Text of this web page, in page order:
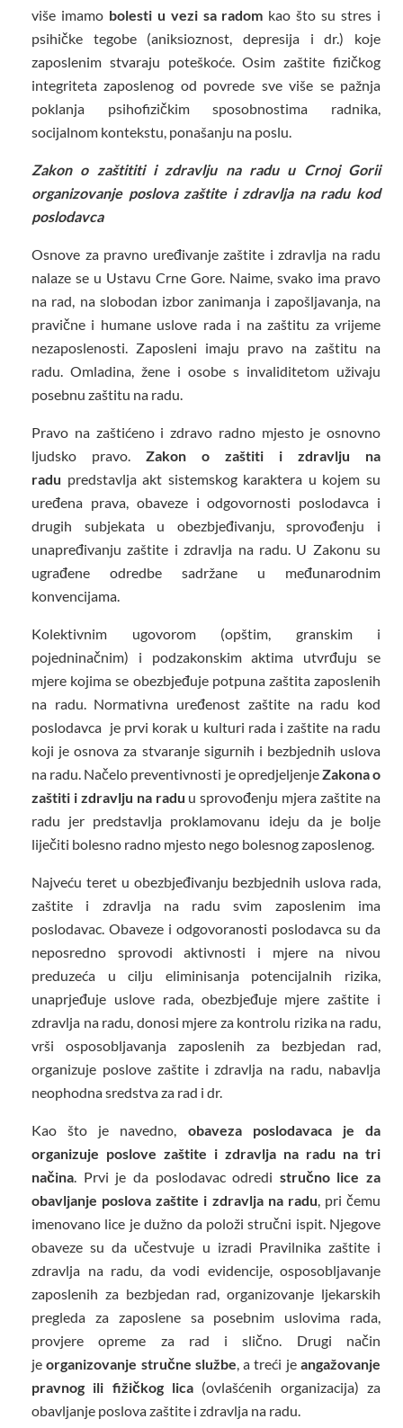
više imamo bolesti u vezi sa radom kao što su stres i
psihičke tegobe (aniksioznost, depresija i dr.) koje
zaposlenim stvaraju poteškoće. Osim zaštite fizičkog
integriteta zaposlenog od povrede sve više se pažnja
poklanja psihofizičkim sposobnostima radnika,
socijalnom kontekstu, ponašanju na poslu.
Zakon o zaštititi i zdravlju na radu u Crnoj Gorii
organizovanje poslova zaštite i zdravlja na radu kod
poslodavca
Osnove za pravno uređivanje zaštite i zdravlja na radu
nalaze se u Ustavu Crne Gore. Naime, svako ima pravo
na rad, na slobodan izbor zanimanja i zapošljavanja, na
pravične i humane uslove rada i na zaštitu za vrijeme
nezaposlenosti. Zaposleni imaju pravo na zaštitu na
radu. Omladina, žene i osobe s invaliditetom uživaju
posebnu zaštitu na radu.
Pravo na zaštićeno i zdravo radno mjesto je osnovno
ljudsko pravo. Zakon o zaštiti i zdravlju na
radu predstavlja akt sistemskog karaktera u kojem su
uređena prava, obaveze i odgovornosti poslodavca i
drugih subjekata u obezbjeđivanju, sprovođenju i
unapređivanju zaštite i zdravlja na radu. U Zakonu su
ugrađene odredbe sadržane u međunarodnim
konvencijama.
Kolektivnim ugovorom (opštim, granskim i
pojedninačnim) i podzakonskim aktima utvrđuju se
mjere kojima se obezbjeđuje potpuna zaštita zaposlenih
na radu. Normativna uređenost zaštite na radu kod
poslodavca je prvi korak u kulturi rada i zaštite na radu
koji je osnova za stvaranje sigurnih i bezbjednih uslova
na radu. Načelo preventivnosti je opredjeljenjeZakona o
zaštiti i zdravlju na radu u sprovođenju mjera zaštite na
radu jer predstavlja proklamovanu ideju da je bolje
liječiti bolesno radno mjesto nego bolesnog zaposlenog.
Najveću teret u obezbjeđivanju bezbjednih uslova rada,
zaštite i zdravlja na radu svim zaposlenim ima
poslodavac. Obaveze i odgovoranosti poslodavca su da
neposredno sprovodi aktivnosti i mjere na nivou
preduzeća u cilju eliminisanja potencijalnih rizika,
unaprjeđuje uslove rada, obezbjeđuje mjere zaštite i
zdravlja na radu, donosi mjere za kontrolu rizika na radu,
vrši osposobljavanja zaposlenih za bezbjedan rad,
organizuje poslove zaštite i zdravlja na radu, nabavlja
neophodna sredstva za rad i dr.
Kao što je navedno, obaveza poslodavaca je da
organizuje poslove zaštite i zdravlja na radu na tri
načina. Prvi je da poslodavac odredi stručno lice za
obavljanje poslova zaštite i zdravlja na radu, pri čemu
imenovano lice je dužno da položi stručni ispit. Njegove
obaveze su da učestvuje u izradi Pravilnika zaštite i
zdravlja na radu, da vodi evidencije, osposobljavanje
zaposlenih za bezbjedan rad, organizovanje ljekarskih
pregleda za zaposlene sa posebnim uslovima rada,
provjere opreme za rad i slično. Drugi način
jeorganizovanje stručne službe, a treći jeangažovanje
pravnog ili fižičkog lica (ovlašćenih organizacija) za
obavljanje poslova zaštite i zdravlja na radu.